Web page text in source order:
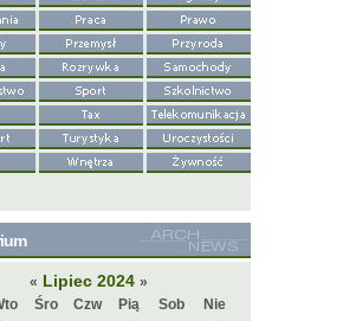
« Lipiec 2024 »
Śro Czw Pią Sob
Nie